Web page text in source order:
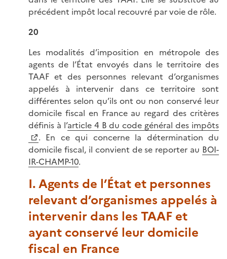
précédent impôt local recouvré par voie de rôle.
20
Les modalités d’imposition en métropole des
agents de l’État envoyés dans le territoire des
TAAF et des personnes relevant d’organismes
appelés à intervenir dans ce territoire sont
différentes selon qu’ils ont ou non conservé leur
domicile fiscal en France au regard des critères
définis à l’article 4 B du code général des impôts
. En ce qui concerne la détermination du
domicile fiscal, il convient de se reporter au BOI-
IR-CHAMP-10.
I. Agents de l’État et personnes
relevant d’organismes appelés à
intervenir dans les TAAF et
ayant conservé leur domicile
fiscal en France